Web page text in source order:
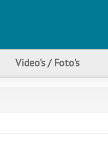
Video's / Foto's